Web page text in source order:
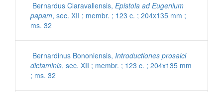
Bernardus Claravallensis, Epistola ad Eugenium
papam, sec. XII ; membr. ; 123 c. ; 204x135 mm ;
ms. 32
Bernardinus Bononiensis, Introductiones prosaici
dictaminis, sec. XII ; membr. ; 123 c. ; 204x135 mm
; ms. 32